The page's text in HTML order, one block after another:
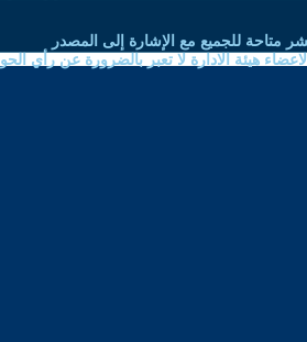
متاحة للجميع مع الإشارة إلى المصدر
هيئة الادارة لا تعبر بالضرورة عن رأي